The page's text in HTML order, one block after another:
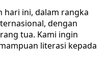
hari ini, dalam rangka
dengan
tua. Kami ingin
literasi kepada